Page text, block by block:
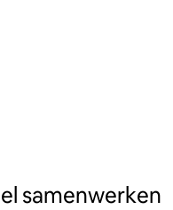
samenwerken